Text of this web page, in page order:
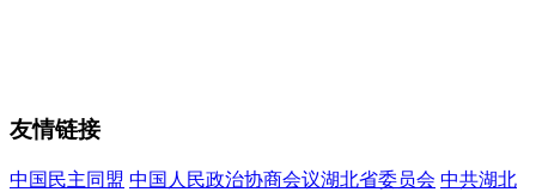
友情链接
中国民主同盟 中国人民政治协商会议湖北省委员会 中共湖北